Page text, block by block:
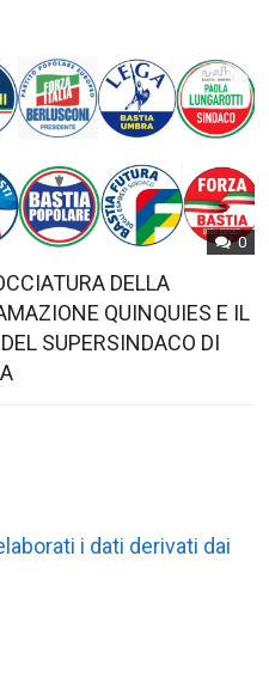
0
DELLA
QUINQUIES E IL
SUPERSINDACO DI
i dati derivati dai